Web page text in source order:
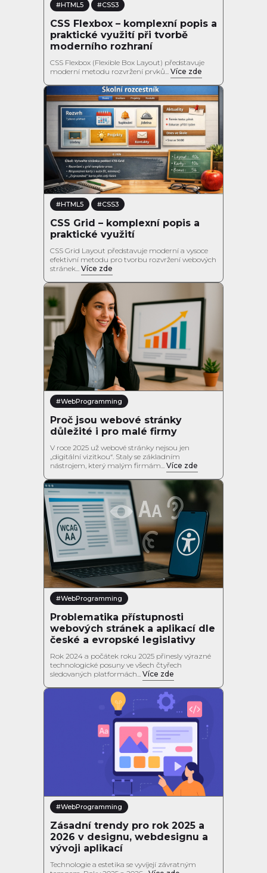
#HTML5 #CSS3
CSS Flexbox – komplexní popis a
praktické využití při tvorbě
moderního rozhraní
CSS Flexbox (Flexible Box Layout) představuje
moderní metodu rozvržení prvků... Více zde
#HTML5 #CSS3
CSS Grid – komplexní popis a
praktické využití
CSS Grid Layout představuje moderní a vysoce
efektivní metodu pro tvorbu rozvržení webových
stránek... Více zde
#WebProgramming
Proč jsou webové stránky
důležité i pro malé firmy
V roce 2025 už webové stránky nejsou jen
„digitální vizitkou“. Staly se základním
nástrojem, který malým firmám... Více zde
#WebProgramming
Problematika přístupnosti
webových stránek a aplikací dle
české a evropské legislativy
Rok 2024 a počátek roku 2025 přinesly výrazné
technologické posuny ve všech čtyřech
sledovaných platformách... Více zde
#WebProgramming
Zásadní trendy pro rok 2025 a
2026 v designu, webdesignu a
vývoji aplikací
Technologie a estetika se vyvíjejí závratným